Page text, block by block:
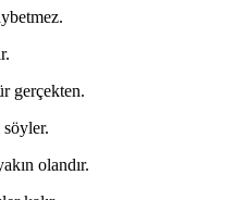
gerçekten.
olandır.